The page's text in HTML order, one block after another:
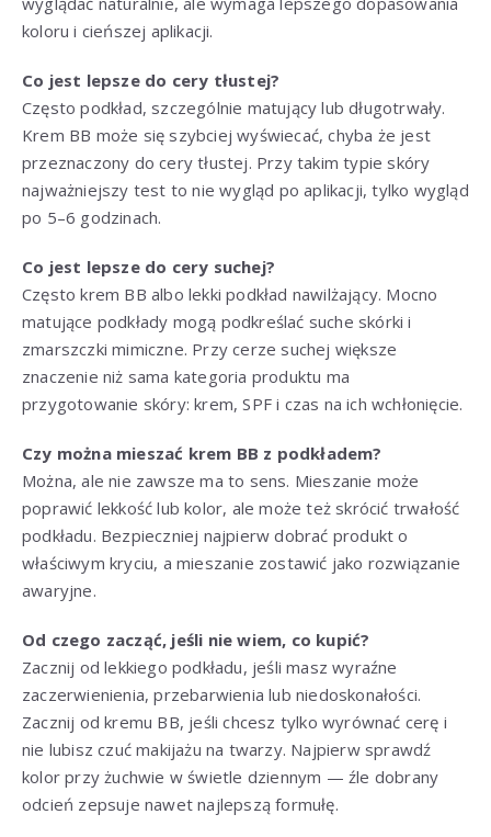
koloru i cieńszej aplikacji.
Co jest lepsze do cery tłustej?
Często podkład, szczególnie matujący lub długotrwały.
Krem BB może się szybciej wyświecać, chyba że jest
przeznaczony do cery tłustej. Przy takim typie skóry
najważniejszy test to nie wygląd po aplikacji, tylko wygląd
po 5–6 godzinach.
Co jest lepsze do cery suchej?
Często krem BB albo lekki podkład nawilżający. Mocno
matujące podkłady mogą podkreślać suche skórki i
zmarszczki mimiczne. Przy cerze suchej większe
znaczenie niż sama kategoria produktu ma
przygotowanie skóry: krem, SPF i czas na ich wchłonięcie.
Czy można mieszać krem BB z podkładem?
Można, ale nie zawsze ma to sens. Mieszanie może
poprawić lekkość lub kolor, ale może też skrócić trwałość
podkładu. Bezpieczniej najpierw dobrać produkt o
właściwym kryciu, a mieszanie zostawić jako rozwiązanie
awaryjne.
Od czego zacząć, jeśli nie wiem, co kupić?
Zacznij od lekkiego podkładu, jeśli masz wyraźne
zaczerwienienia, przebarwienia lub niedoskonałości.
Zacznij od kremu BB, jeśli chcesz tylko wyrównać cerę i
nie lubisz czuć makijażu na twarzy. Najpierw sprawdź
kolor przy żuchwie w świetle dziennym — źle dobrany
odcień zepsuje nawet najlepszą formułę.